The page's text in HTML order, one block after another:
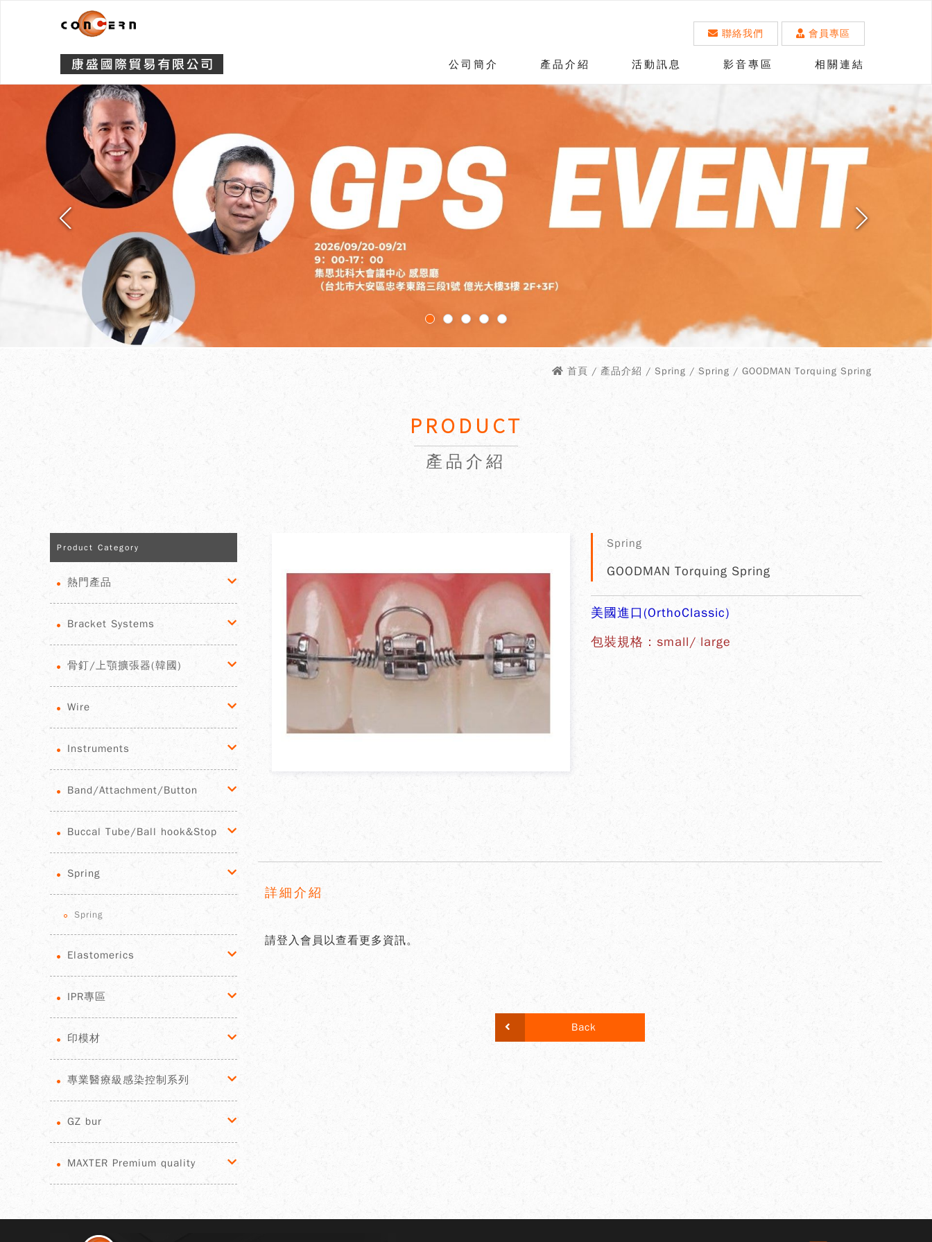
聯絡我們 會員專區
公司簡介 產品介紹 活動訊息 影音專區 相關連結
首頁 / 產品介紹 / Spring / Spring / GOODMAN Torquing Spring
PRODUCT
產品介紹
Product Category
熱門產品
Bracket Systems
骨釘/上顎擴張器(韓國)
Wire
Instruments
Band/Attachment/Button
Buccal Tube/Ball hook&Stop
Spring
Spring
Elastomerics
IPR專區
印模材
專業醫療級感染控制系列
GZ bur
MAXTER Premium quality
Spring
GOODMAN Torquing Spring
美國進口(OrthoClassic)
包裝規格：small/ large
詳細介紹
請登入會員以查看更多資訊。
Back